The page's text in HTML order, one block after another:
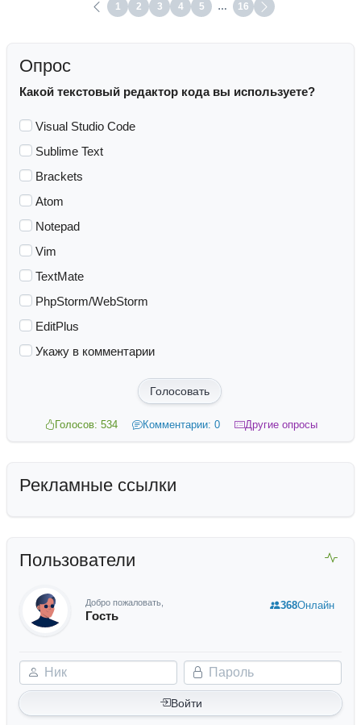
1 2 3 4 5 … 16
Опрос
Какой текстовый редактор кода вы используете?
Visual Studio Code
Sublime Text
Brackets
Atom
Notepad
Vim
TextMate
PhpStorm/WebStorm
EditPlus
Укажу в комментарии
Голосовать
Голосов: 534 Комментарии: 0 Другие опросы
Рекламные ссылки
Пользователи
Добро пожаловать,
Гость
Ник Пароль
Войти
368Онлайн